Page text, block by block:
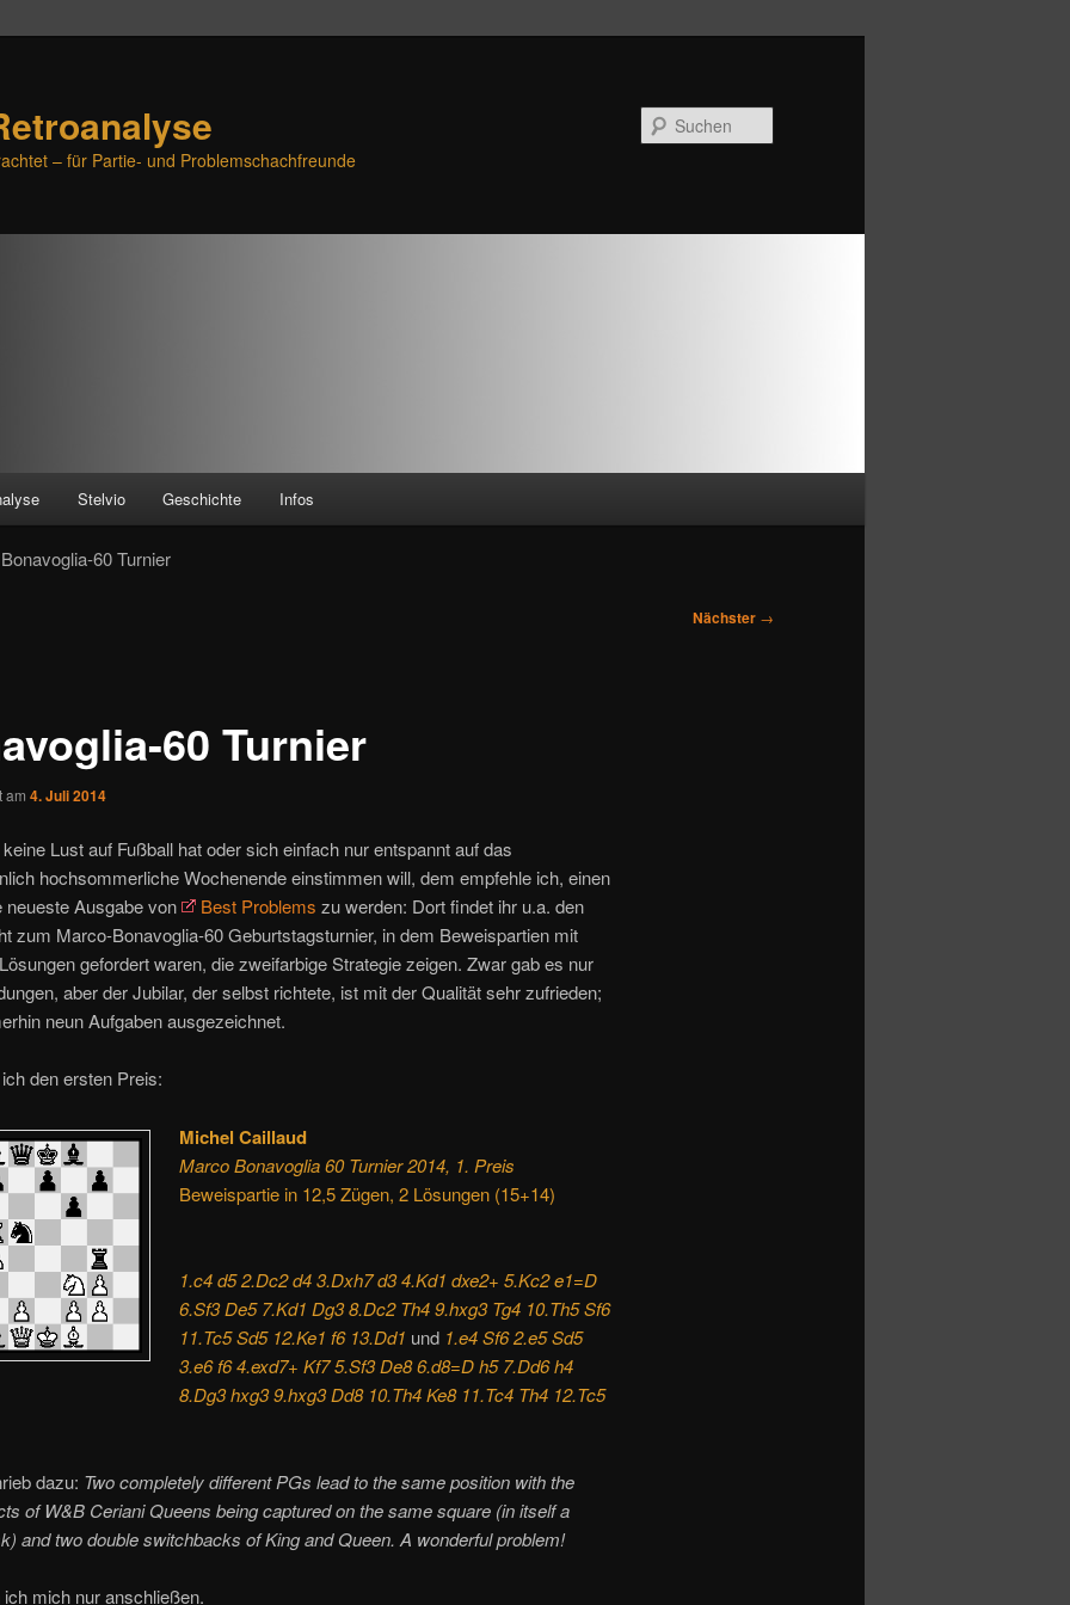
– für Partie- und Problemschachfreunde
Stelvio Geschichte Infos
60 Turnier
Nächster →
60 Turnier
am 4. Juli 2014
Lust auf Fußball hat oder sich einfach nur entspannt auf das
hochsommerliche Wochenende einstimmen will, dem empfehle ich, einen
neueste Ausgabe von
Best Problems zu werden: Dort findet ihr u.a. den
zum Marco-Bonavoglia-60 Geburtstagsturnier, in dem Beweispartien mit
gefordert waren, die zweifarbige Strategie zeigen. Zwar gab es nur
aber der Jubilar, der selbst richtete, ist mit der Qualität sehr zufrieden;
neun Aufgaben ausgezeichnet.
den ersten Preis:
Michel Caillaud
Marco Bonavoglia 60 Turnier 2014, 1. Preis
Beweispartie in 12,5 Zügen, 2 Lösungen (15+14)
1.c4 d5 2.Dc2 d4 3.Dxh7 d3 4.Kd1 dxe2+ 5.Kc2 e1=D
6.Sf3 De5 7.Kd1 Dg3 8.Dc2 Th4 9.hxg3 Tg4 10.Th5 Sf6
11.Tc5 Sd5 12.Ke1 f6 13.Dd1 und 1.e4 Sf6 2.e5 Sd5
3.e6 f6 4.exd7+ Kf7 5.Sf3 De8 6.d8=D h5 7.Dd6 h4
8.Dg3 hxg3 9.hxg3 Dd8 10.Th4 Ke8 11.Tc4 Th4 12.Tc5
dazu: Two completely different PGs lead to the same position with the
of W&B Ceriani Queens being captured on the same square (in itself a
and two double switchbacks of King and Queen. A wonderful problem!
mich nur anschließen.